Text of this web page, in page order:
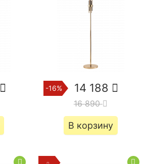
-16% 14 188
16 890
В корзину